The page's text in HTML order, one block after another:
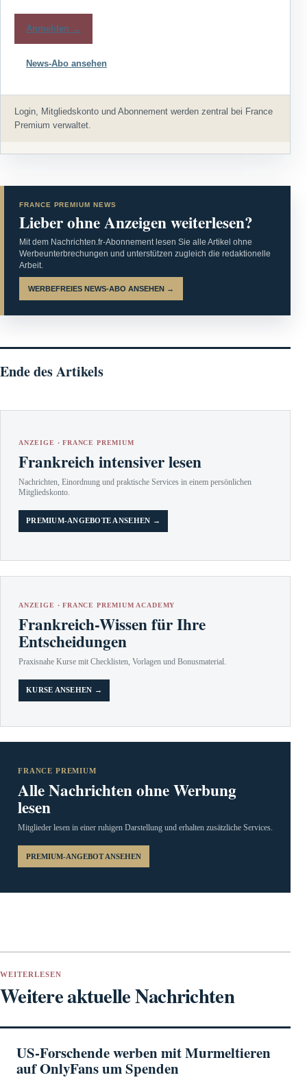
Anmelden →
News-Abo ansehen
Login, Mitgliedskonto und Abonnement werden zentral bei France
Premium verwaltet.
FRANCE PREMIUM NEWS
Lieber ohne Anzeigen weiterlesen?
Mit dem Nachrichten.fr-Abonnement lesen Sie alle Artikel ohne
Werbeunterbrechungen und unterstützen zugleich die redaktionelle
Arbeit.
WERBEFREIES NEWS-ABO ANSEHEN →
Ende des Artikels
ANZEIGE · FRANCE PREMIUM
Frankreich intensiver lesen
Nachrichten, Einordnung und praktische Services in einem persönlichen
Mitgliedskonto.
PREMIUM-ANGEBOTE ANSEHEN →
ANZEIGE · FRANCE PREMIUM ACADEMY
Frankreich-Wissen für Ihre
Entscheidungen
Praxisnahe Kurse mit Checklisten, Vorlagen und Bonusmaterial.
KURSE ANSEHEN →
FRANCE PREMIUM
Alle Nachrichten ohne Werbung
lesen
Mitglieder lesen in einer ruhigen Darstellung und erhalten zusätzliche Services.
PREMIUM-ANGEBOT ANSEHEN
WEITERLESEN
Weitere aktuelle Nachrichten
US-Forschende werben mit Murmeltieren
auf OnlyFans um Spenden